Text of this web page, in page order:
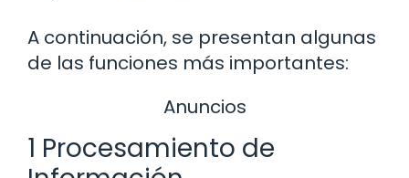
A continuación, se presentan algunas
de las funciones más importantes:
Anuncios
1 Procesamiento de